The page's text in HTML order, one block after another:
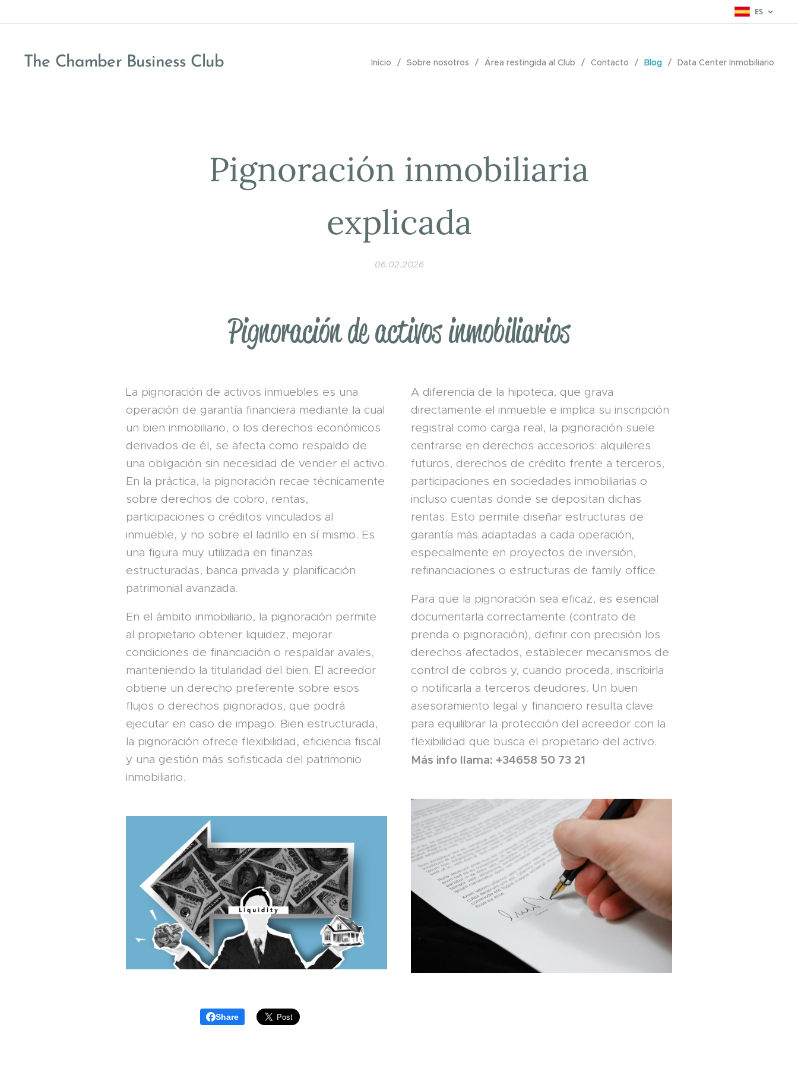
ES
The Chamber Business Club
Inicio Sobre nosotros Área restingida al Club Contacto Blog Data Center Inmobiliario
Pignoración inmobiliaria
explicada
06.02.2026
Pignoración de activos inmobiliarios
La pignoración de activos inmuebles es una
operación de garantía financiera mediante la cual
un bien inmobiliario, o los derechos económicos
derivados de él, se afecta como respaldo de
una obligación sin necesidad de vender el activo.
En la práctica, la pignoración recae técnicamente
sobre derechos de cobro, rentas,
participaciones o créditos vinculados al
inmueble, y no sobre el ladrillo en sí mismo. Es
una figura muy utilizada en finanzas
estructuradas, banca privada y planificación
patrimonial avanzada.
En el ámbito inmobiliario, la pignoración permite
al propietario obtener liquidez, mejorar
condiciones de financiación o respaldar avales,
manteniendo la titularidad del bien. El acreedor
obtiene un derecho preferente sobre esos
flujos o derechos pignorados, que podrá
ejecutar en caso de impago. Bien estructurada,
la pignoración ofrece flexibilidad, eficiencia fiscal
y una gestión más sofisticada del patrimonio
inmobiliario.
A diferencia de la hipoteca, que grava
directamente el inmueble e implica su inscripción
registral como carga real, la pignoración suele
centrarse en derechos accesorios: alquileres
futuros, derechos de crédito frente a terceros,
participaciones en sociedades inmobiliarias o
incluso cuentas donde se depositan dichas
rentas. Esto permite diseñar estructuras de
garantía más adaptadas a cada operación,
especialmente en proyectos de inversión,
refinanciaciones o estructuras de family office.
Para que la pignoración sea eficaz, es esencial
documentarla correctamente (contrato de
prenda o pignoración), definir con precisión los
derechos afectados, establecer mecanismos de
control de cobros y, cuando proceda, inscribirla
o notificarla a terceros deudores. Un buen
asesoramiento legal y financiero resulta clave
para equilibrar la protección del acreedor con la
flexibilidad que busca el propietario del activo.
Más info llama: +34658 50 73 21
Share